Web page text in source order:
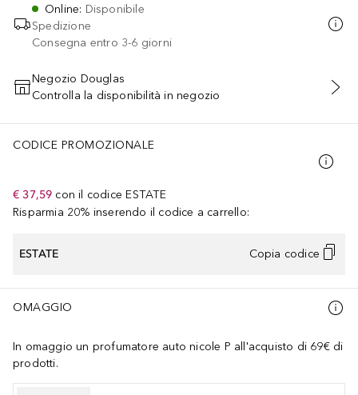
Online: Disponibile
Spedizione
Consegna entro 3-6 giorni
AGGIUNGI AL CARRELLO
Negozio Douglas
Controlla la disponibilità in negozio
CODICE PROMOZIONALE
€ 37,59 con il codice ESTATE
Risparmia 20% inserendo il codice a carrello:
ESTATE Copia codice
OMAGGIO
In omaggio un profumatore auto nicole P all'acquisto di 69€ di
prodotti.